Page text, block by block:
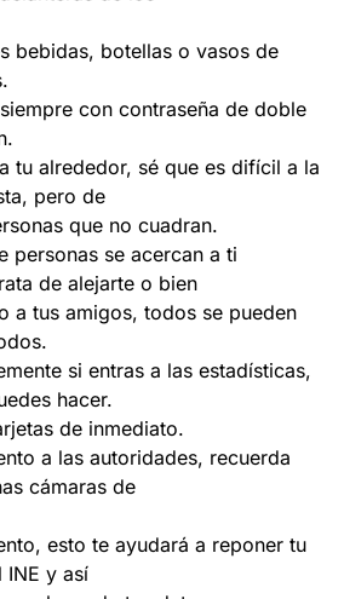
bebidas, botellas o vasos de
con contraseña de doble
tu alrededor, sé que es difícil a la
pero de
que no cuadran.
personas se acercan a ti
de alejarte o bien
a tus amigos, todos se pueden
si entras a las estadísticas,
hacer.
de inmediato.
a las autoridades, recuerda
cámaras de
esto te ayudará a reponer tu
INE y así